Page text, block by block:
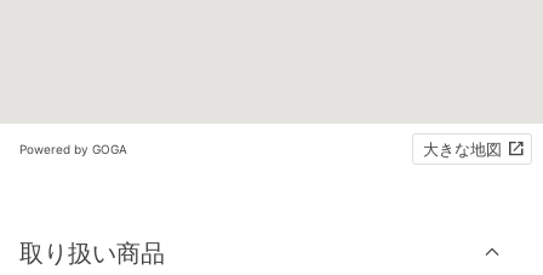
Powered by GOGA 大きな地図
取り扱い商品